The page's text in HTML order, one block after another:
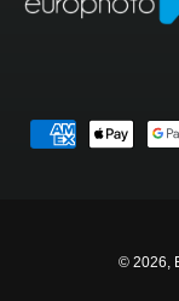
© 2026,